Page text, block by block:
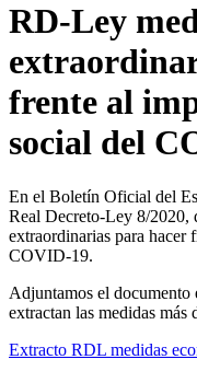
RD-Ley
frente al
social del
En el Boletín Oficial del
Real Decreto-Ley 8/2020,
extraordinarias para hacer
COVID-19.
Adjuntamos el
extractan las medidas más
Extracto RDL medidas